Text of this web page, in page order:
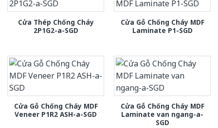
Cửa Thép Chống Cháy
2P1G2-a-SGD
Cửa Gỗ Chống Cháy MDF
Laminate P1-SGD
Cửa Gỗ Chống Cháy MDF
Veneer P1R2 ASH-a-SGD
Cửa Gỗ Chống Cháy MDF
Laminate van ngang-a-
SGD